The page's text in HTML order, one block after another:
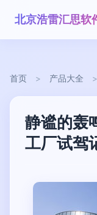
首页 > 产品大全 >
静谧的轰
工厂试驾